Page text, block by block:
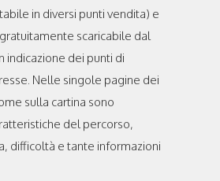
in diversi punti vendita) e
scaricabile dal
indicazione dei punti di
Nelle singole pagine dei
sulla cartina sono
del percorso,
difficoltà e tante informazioni